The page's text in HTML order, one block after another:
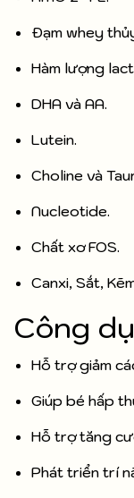
Đạm whey
Hàm lượng
DHA và AA.
Lutein.
Choline và
Nucleotide.
Chất xơ FOS.
Canxi, Sắt,
Công
Hỗ trợ giảm
Giúp bé hấp
Hỗ trợ tăng
Phát triển trí